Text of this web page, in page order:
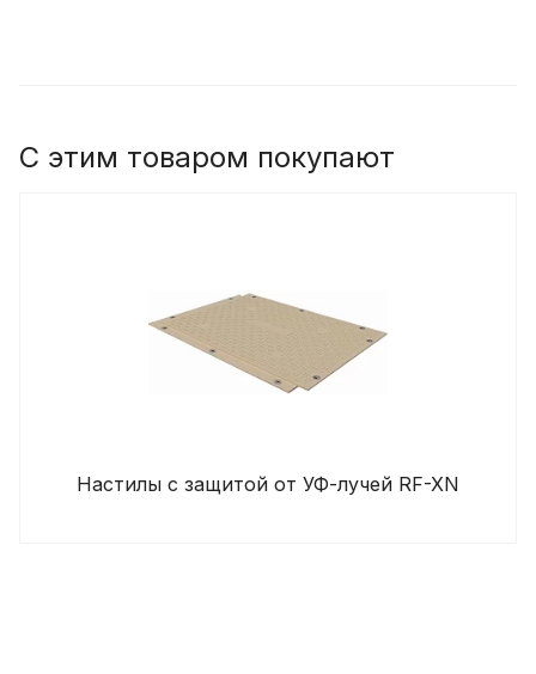
С этим товаром покупают
Настилы c защитой от УФ-лучей RF-XN